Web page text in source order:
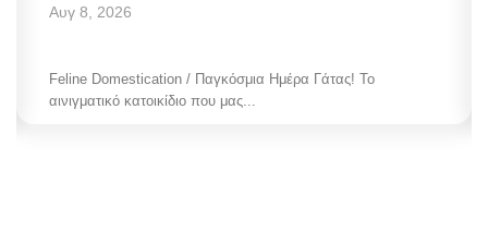
Αυγ 8, 2026
Feline Domestication / Παγκόσμια Ημέρα Γάτας! Το
αινιγματικό κατοικίδιο που μας...